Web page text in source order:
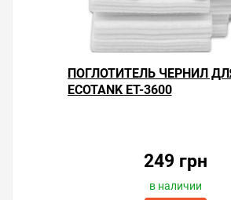
ПОГЛОТИТЕЛЬ ЧЕРНИЛ
ECOTANK ET-3600
249 грн
в наличии